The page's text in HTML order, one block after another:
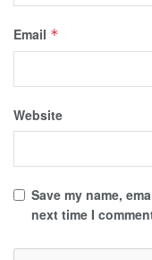
Email *
Website
Save my name,
next time I